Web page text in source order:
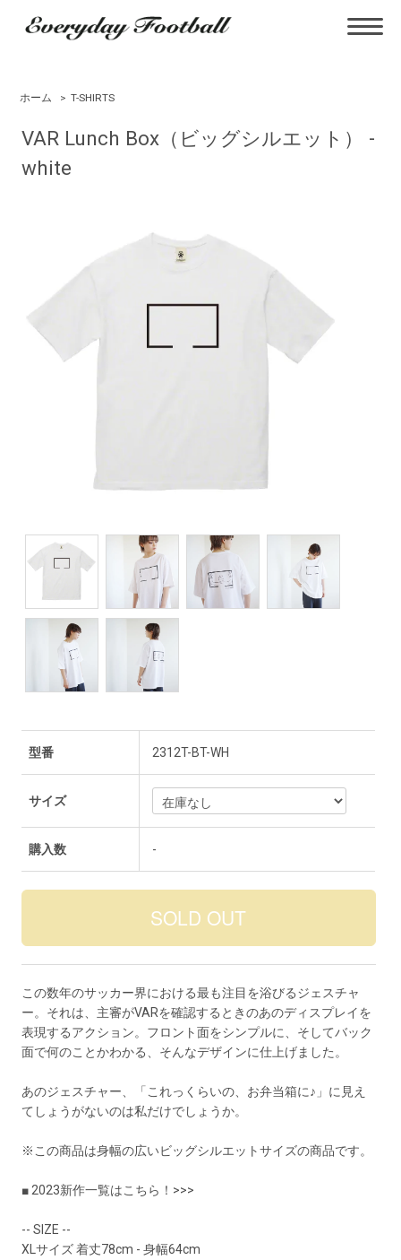
ホーム > T-SHIRTS
VAR Lunch Box（ビッグシルエット） -
white
型番 2312T-BT-WH
サイズ
購入数 -
この数年のサッカー界における最も注目を浴びるジェスチャ
ー。それは、主審がVARを確認するときのあのディスプレイを
表現するアクション。フロント面をシンプルに、そしてバック
面で何のことかわかる、そんなデザインに仕上げました。
あのジェスチャー、「これっくらいの、お弁当箱に♪」に見え
てしょうがないのは私だけでしょうか。
※この商品は身幅の広いビッグシルエットサイズの商品です。
■ 2023新作一覧はこちら！>>>
-- SIZE --
XLサイズ 着丈78cm - 身幅64cm